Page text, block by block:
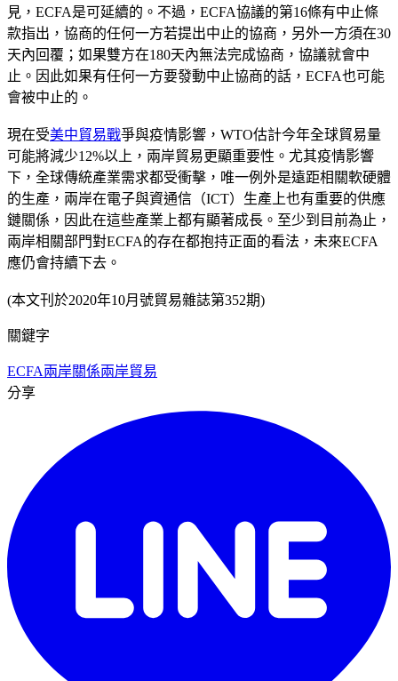
見，ECFA是可延續的。不過，ECFA協議的第16條有中止條
款指出，協商的任何一方若提出中止的協商，另外一方須在30
天內回覆；如果雙方在180天內無法完成協商，協議就會中
止。因此如果有任何一方要發動中止協商的話，ECFA也可能
會被中止的。
現在受美中貿易戰爭與疫情影響，WTO估計今年全球貿易量
可能將減少12%以上，兩岸貿易更顯重要性。尤其疫情影響
下，全球傳統產業需求都受衝擊，唯一例外是遠距相關軟硬體
的生產，兩岸在電子與資通信（ICT）生產上也有重要的供應
鏈關係，因此在這些產業上都有顯著成長。至少到目前為止，
兩岸相關部門對ECFA的存在都抱持正面的看法，未來ECFA
應仍會持續下去。
(本文刊於2020年10月號貿易雜誌第352期)
關鍵字
ECFA兩岸關係兩岸貿易
分享